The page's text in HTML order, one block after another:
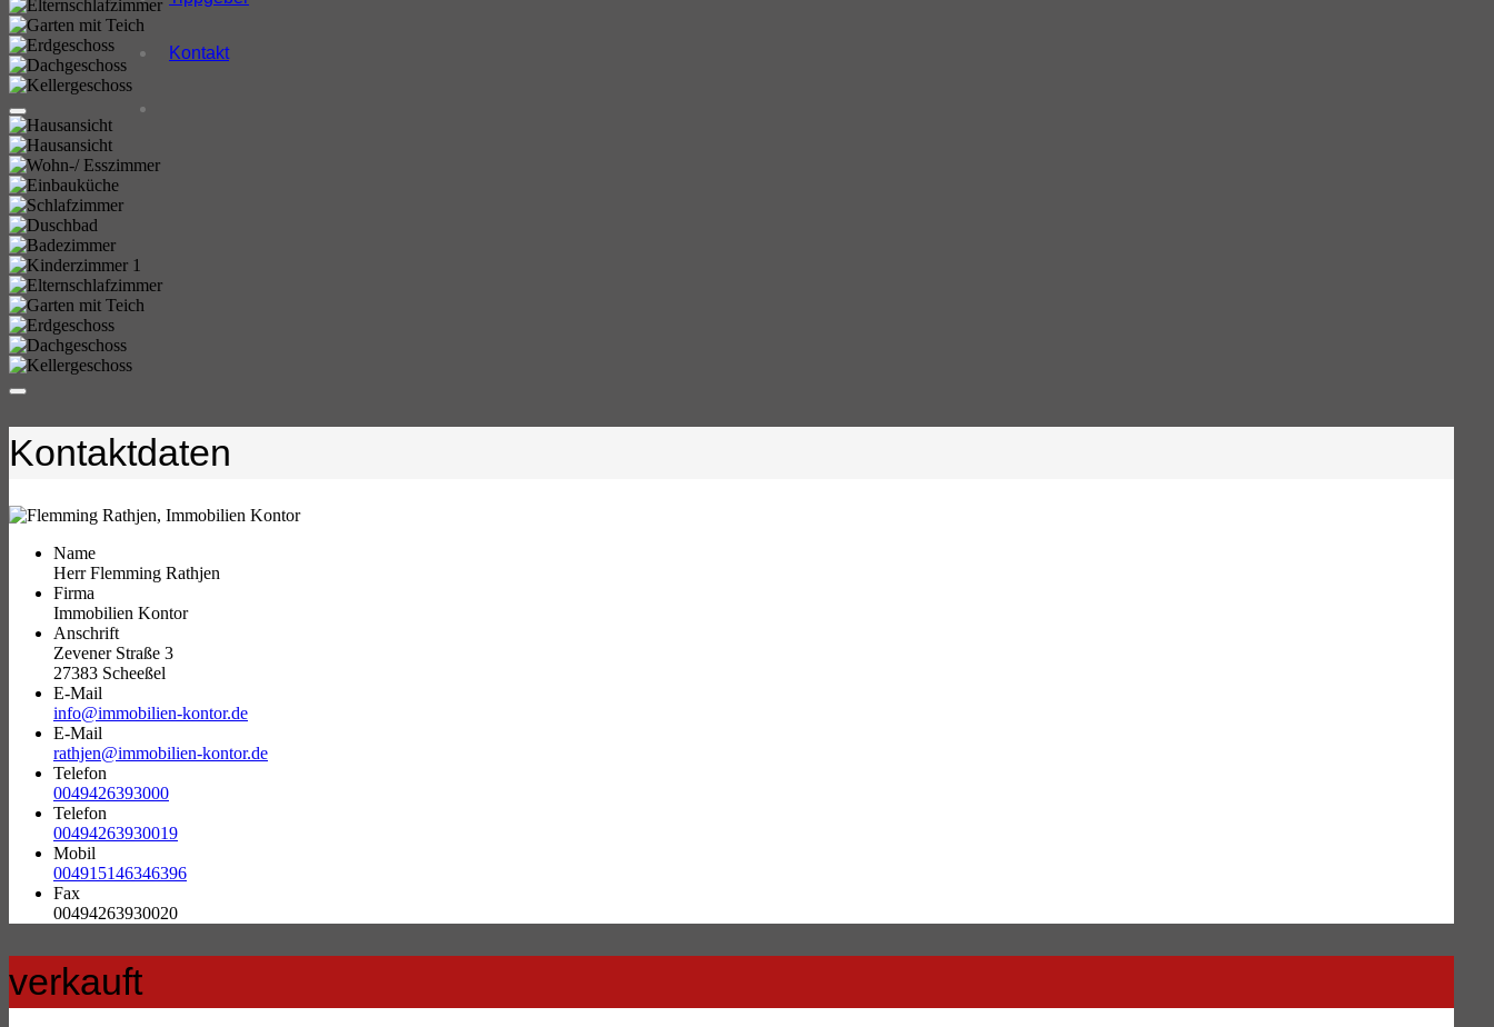
Kontakt
Kontaktdaten
Name
Herr Flemming Rathjen
Firma
Immobilien Kontor
Anschrift
Zevener Straße 3
27383 Scheeßel
E-Mail
info@immobilien-kontor.de
E-Mail
rathjen@immobilien-kontor.de
Telefon
0049426393000
Telefon
00494263930019
Mobil
004915146346396
Fax
00494263930020
verkauft